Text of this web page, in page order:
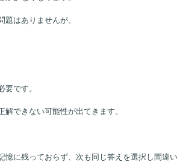
が少なくなります。
はありませんが、
です。
できない可能性が出てきます。
に残っておらず、次も同じ答えを選択し間違